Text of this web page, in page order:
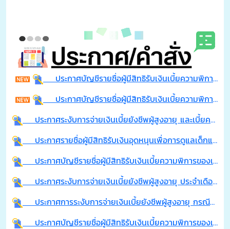
ประกาศบัญชีรายชื่อผู้มีสิทธิรับเงินเบี้ยความพิการของเทศบาลตำบลจอมพระ ประจำปีงบประมาณ พ.ศ. 2569 (เพิ่มเติม) ที่มีสิทธิ์รับเงินเพิ่มประจำเดือน สิงหาคม พ.ศ.2569 ตามระเบียบฯ ข้อ 9
ประกาศบัญชีรายชื่อผู้มีสิทธิรับเงินเบี้ยความพิการของเทศบาลตำบลจอมพระ ประจำปีงบประมาณ พ.ศ. 2569 รายใหม่ เดือน กรกฎาคม พ.ศ.2569
ประกาศระงับการจ่ายเงินเบี้ยยังชีพผู้สูงอายุ และเบี้ยความพิการ ประจำเดือน กรกฎาคม พ.ศ.2569
ประกาศรายชื่อผู้มีสิทธิรับเงินอุดหนุนเพื่อการดูแลเด็กแรกเกิด ประจำเดือน มิถุนายน 2569 (รอบที่ 2)
ประกาศบัญชีรายชื่อผู้มีสิทธิรับเงินเบี้ยความพิการของเทศบาลตำบลจอมพระ ประจำปีงบประมาณ พ.ศ. 2569 รายใหม่ เดือน มิถุนายน พ.ศ.2569 (เพิ่มเติม)
ประกาศระงับการจ่ายเงินเบี้ยยังชีพผู้สูงอายุ ประจำเดือน มิถุนายน พ.ศ.2569
ประกาศการระงับการจ่ายเงินเบี้ยยังชีพผู้สูงอายุ กรณีย้ายภูมิลำเนา ประจำเดือน มิถุนายน พ.ศ.2569
ประกาศบัญชีรายชื่อผู้มีสิทธิรับเงินเบี้ยความพิการของเทศบาลตำบลจอมพระ ประจำปีงบประมาณ พ.ศ. 2569 รายใหม่ เดือน มิถุนายน พ.ศ.2569